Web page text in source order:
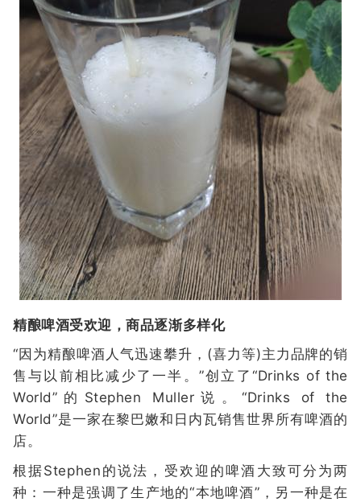
精酿啤酒受欢迎，商品逐渐多样化
“因为精酿啤酒人气迅速攀升，(喜力等)主力品牌的销
售与以前相比减少了一半。”创立了“Drinks of the
World”的Stephen Muller说。“Drinks of the
World”是一家在黎巴嫩和日内瓦销售世界所有啤酒的
店。
根据Stephen的说法，受欢迎的啤酒大致可分为两
种：一种是强调了生产地的“本地啤酒”，另一种是在